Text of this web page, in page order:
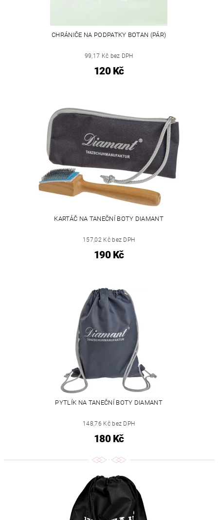
CHRÁNIČE NA PODPATKY BOTAN (PÁR)
99,17 Kč bez DPH
120 Kč
KARTÁČ NA TANEČNÍ BOTY DIAMANT
157,02 Kč bez DPH
190 Kč
PYTLÍK NA TANEČNÍ BOTY DIAMANT
148,76 Kč bez DPH
180 Kč